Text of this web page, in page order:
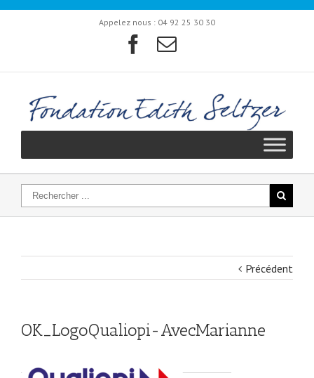
Appelez nous : 04 92 25 30 30
Précédent
OK_LogoQualiopi-AvecMarianne